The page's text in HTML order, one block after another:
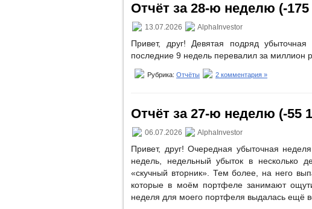
Отчёт за 28-ю неделю (-175
13.07.2026 AlphaInvestor
Привет, друг! Девятая подряд
последние 9 недель перевалил за миллион
Рубрика: Отчёты 2 комментария »
Отчёт за 27-ю неделю (-55
06.07.2026 AlphaInvestor
Привет, друг! Очередная убыточная
недель, недельный убыток в несколько
«скучный вторник». Тем более, на него
которые в моём портфеле занимают
неделя для моего портфеля выдалась ещё